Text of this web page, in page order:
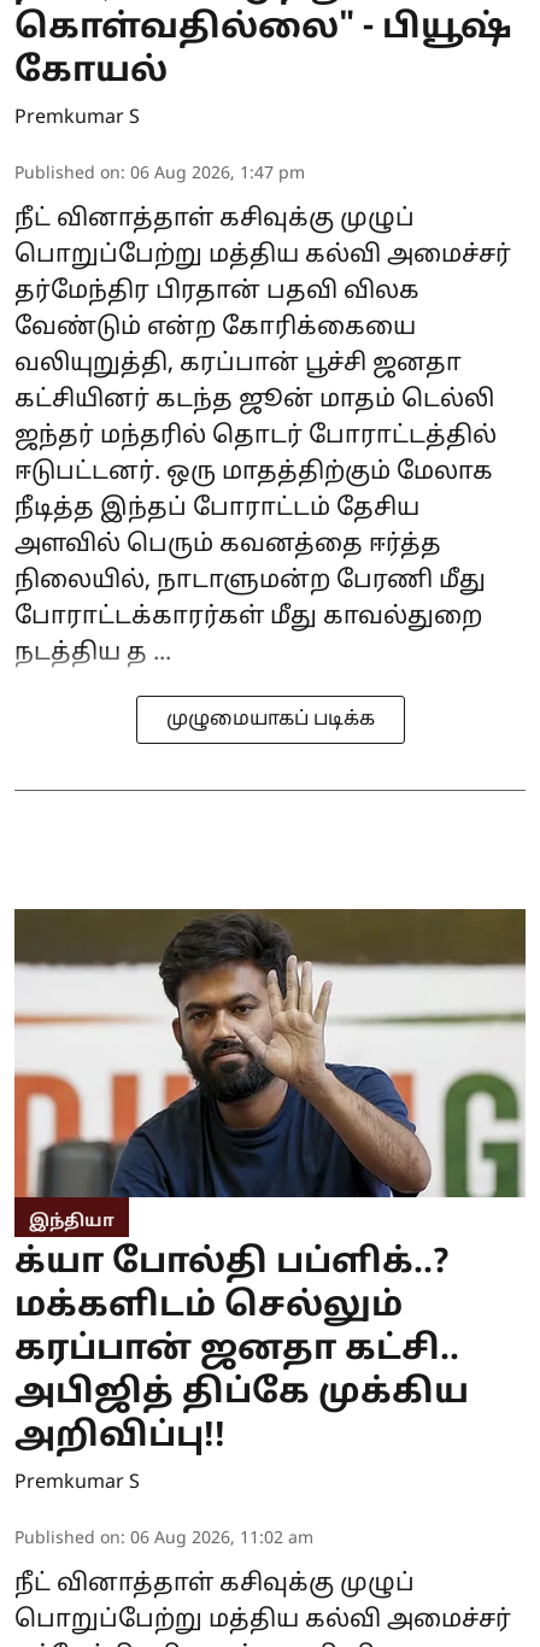
கொள்வதில்லை" - பியூஷ்
கோயல்
Premkumar S
Published on: 06 Aug 2026, 1:47 pm
நீட் வினாத்தாள் கசிவுக்கு முழுப்
பொறுப்பேற்று மத்திய கல்வி அமைச்சர்
தர்மேந்திர பிரதான் பதவி விலக
வேண்டும் என்ற கோரிக்கையை
வலியுறுத்தி, கரப்பான் பூச்சி ஜனதா
கட்சியினர் கடந்த ஜூன் மாதம் டெல்லி
ஜந்தர் மந்தரில் தொடர் போராட்டத்தில்
ஈடுபட்டனர். ஒரு மாதத்திற்கும் மேலாக
நீடித்த இந்தப் போராட்டம் தேசிய
அளவில் பெரும் கவனத்தை ஈர்த்த
நிலையில், நாடாளுமன்ற பேரணி மீது
போராட்டக்காரர்கள் மீது காவல்துறை
நடத்திய த ...
முழுமையாகப் படிக்க
இந்தியா
க்யா போல்தி பப்ளிக்..?
மக்களிடம் செல்லும்
கரப்பான் ஜனதா கட்சி..
அபிஜித் திப்கே முக்கிய
அறிவிப்பு!!
Premkumar S
Published on: 06 Aug 2026, 11:02 am
நீட் வினாத்தாள் கசிவுக்கு முழுப்
பொறுப்பேற்று மத்திய கல்வி அமைச்சர்